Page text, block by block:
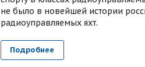
не было в новейшей истории
радиоуправляемых яхт.
Подробнее